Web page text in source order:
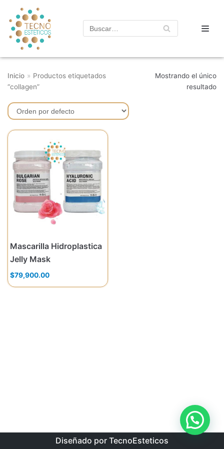
Saltar
al
contenido
Inicio » Productos etiquetados
“collagen”
Mostrando el único
resultado
Mascarilla Hidroplastica
Jelly Mask
$79,900.00
Diseñado por TecnoEsteticos